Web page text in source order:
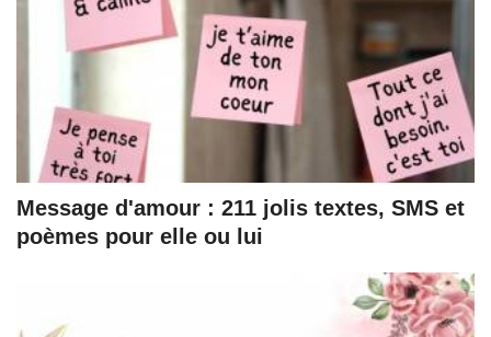
Message d'amour : 211 jolis textes, SMS et
poèmes pour elle ou lui